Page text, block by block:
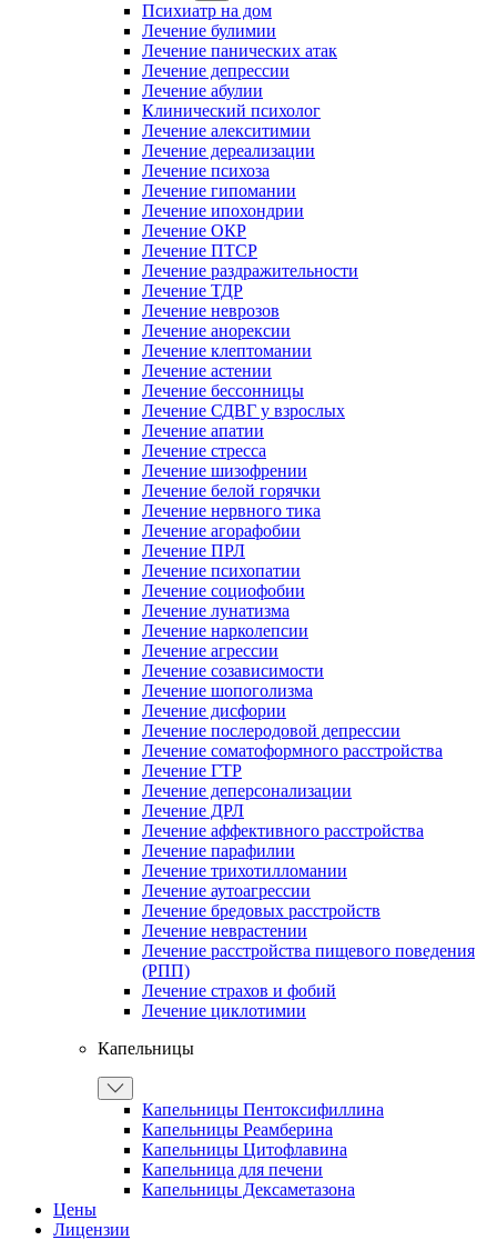
Психиатр на дом
Лечение булимии
Лечение панических атак
Лечение депрессии
Лечение абулии
Клинический психолог
Лечение алекситимии
Лечение дереализации
Лечение психоза
Лечение гипомании
Лечение ипохондрии
Лечение ОКР
Лечение ПТСР
Лечение раздражительности
Лечение ТДР
Лечение неврозов
Лечение анорексии
Лечение клептомании
Лечение астении
Лечение бессонницы
Лечение СДВГ у взрослых
Лечение апатии
Лечение стресса
Лечение шизофрении
Лечение белой горячки
Лечение нервного тика
Лечение агорафобии
Лечение ПРЛ
Лечение психопатии
Лечение социофобии
Лечение лунатизма
Лечение нарколепсии
Лечение агрессии
Лечение созависимости
Лечение шопоголизма
Лечение дисфории
Лечение послеродовой депрессии
Лечение соматоформного расстройства
Лечение ГТР
Лечение деперсонализации
Лечение ДРЛ
Лечение аффективного расстройства
Лечение парафилии
Лечение трихотилломании
Лечение аутоагрессии
Лечение бредовых расстройств
Лечение неврастении
Лечение расстройства пищевого поведения
(РПП)
Лечение страхов и фобий
Лечение циклотимии
Капельницы
Капельницы Пентоксифиллина
Капельницы Реамберина
Капельницы Цитофлавина
Капельница для печени
Капельницы Дексаметазона
Цены
Лицензии